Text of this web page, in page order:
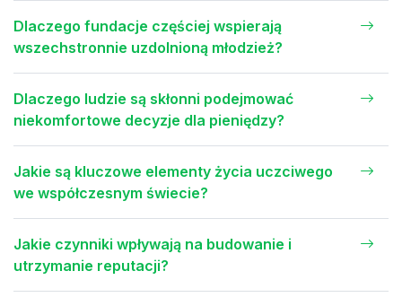
Dlaczego fundacje częściej wspierają
wszechstronnie uzdolnioną młodzież?
Dlaczego ludzie są skłonni podejmować
niekomfortowe decyzje dla pieniędzy?
Jakie są kluczowe elementy życia uczciwego
we współczesnym świecie?
Jakie czynniki wpływają na budowanie i
utrzymanie reputacji?